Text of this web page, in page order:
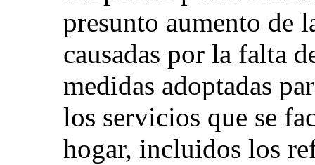
presunto aumento de
causadas por la falta
medidas adoptadas
los servicios que se
hogar, incluidos los